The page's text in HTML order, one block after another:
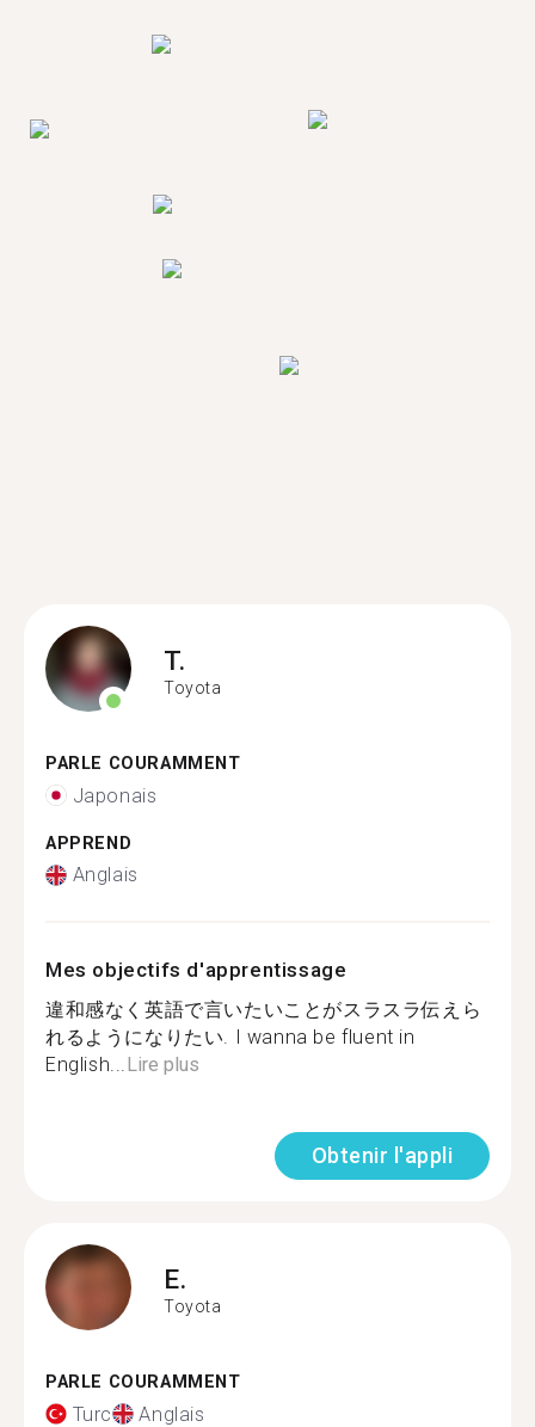
T.
Toyota
PARLE COURAMMENT
Japonais
APPREND
Anglais
Mes objectifs d'apprentissage
違和感なく英語で言いたいことがスラスラ伝えら
れるようになりたい. I wanna be fluent in
English...Lire plus
Obtenir l'appli
E.
Toyota
PARLE COURAMMENT
Turc Anglais